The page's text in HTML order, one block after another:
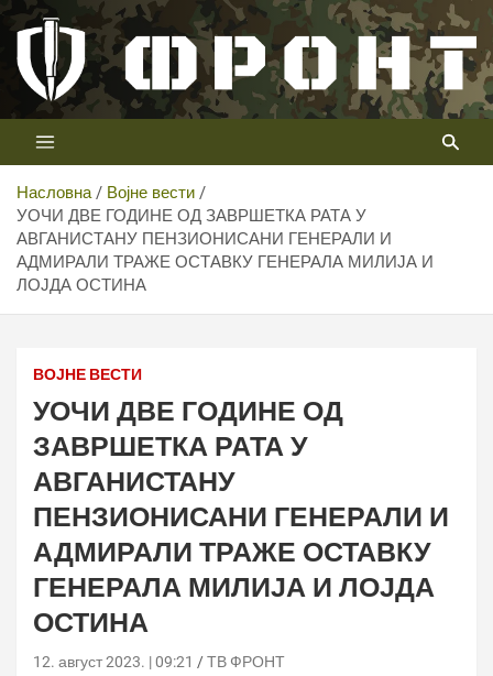
Скип
цонтент
Телевизија ФРОНТ
Први војни канал у Србији
Насловна
Војне вести
УОЧИ ДВЕ ГОДИНЕ ОД ЗАВРШЕТКА РАТА У
АВГАНИСТАНУ ПЕНЗИОНИСАНИ ГЕНЕРАЛИ И
АДМИРАЛИ ТРАЖЕ ОСТАВКУ ГЕНЕРАЛА МИЛИЈА И
ЛОЈДА ОСТИНА
ВОЈНЕ ВЕСТИ
УОЧИ ДВЕ ГОДИНЕ ОД
ЗАВРШЕТКА РАТА У
АВГАНИСТАНУ
ПЕНЗИОНИСАНИ ГЕНЕРАЛИ И
АДМИРАЛИ ТРАЖЕ ОСТАВКУ
ГЕНЕРАЛА МИЛИЈА И ЛОЈДА
ОСТИНА
12. август 2023. | 09:21 ТВ ФРОНТ